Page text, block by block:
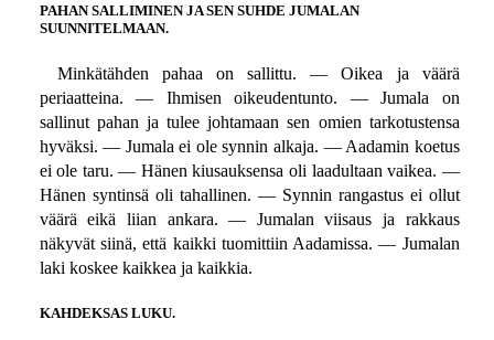
PAHAN SALLIMINEN JA SEN SUHDE JUMALAN
SUUNNITELMAAN.
Minkätähden pahaa on sallittu. — Oikea ja väärä
periaatteina. — Ihmisen oikeudentunto. — Jumala on
sallinut pahan ja tulee johtamaan sen omien tarkotustensa
hyväksi. — Jumala ei ole synnin alkaja. — Aadamin koetus
ei ole taru. — Hänen kiusauksensa oli laadultaan vaikea. —
Hänen syntinsä oli tahallinen. — Synnin rangastus ei ollut
väärä eikä liian ankara. — Jumalan viisaus ja rakkaus
näkyvät siinä, että kaikki tuomittiin Aadamissa. — Jumalan
laki koskee kaikkea ja kaikkia.
KAHDEKSAS LUKU.